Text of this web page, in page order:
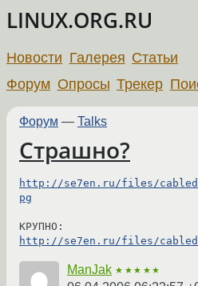
LINUX.ORG.RU
Новости Галерея Статьи
Форум Опросы Трекер
Форум — Talks
Страшно?
http://se7en.ru/files/
pg
http://se7en.ru/files/
ManJak ★★★★★